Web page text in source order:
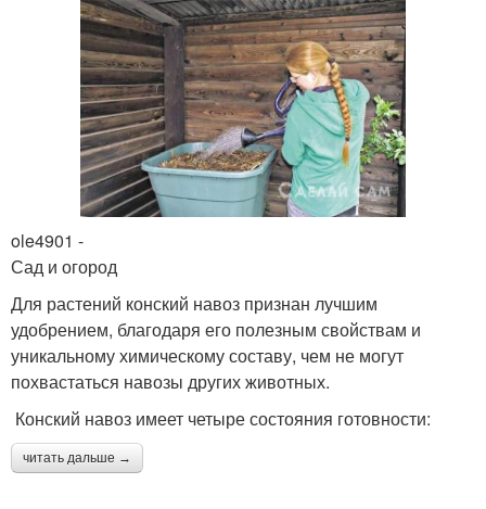
ole4901 -
Сад и огород
Для растений конский навоз признан лучшим
удобрением, благодаря его полезным свойствам и
уникальному химическому составу, чем не могут
похвастаться навозы других животных.
Конский навоз имеет четыре состояния готовности:
читать дальше →